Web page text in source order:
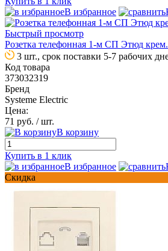
В избранное
Быстрый просмотр
Розетка телефонная 1-м СП Этюд
3 шт., срок поставки 5-7 рабочих
Код товара
373032319
Бренд
Systeme Electric
Цена:
71 руб. / шт.
В корзину
Купить в 1 клик
В избранное
Скидка